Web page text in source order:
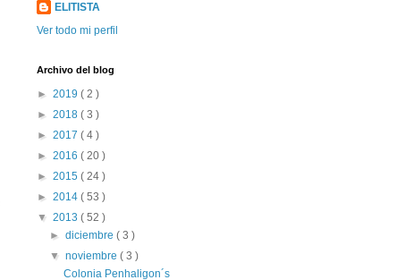
ELITISTA
Ver todo mi perfil
Archivo del blog
► 2019 ( 2 )
► 2018 ( 3 )
► 2017 ( 4 )
► 2016 ( 20 )
► 2015 ( 24 )
► 2014 ( 53 )
▼ 2013 ( 52 )
►diciembre( 3 )
▼noviembre( 3 )
Colonia Penhaligon´s